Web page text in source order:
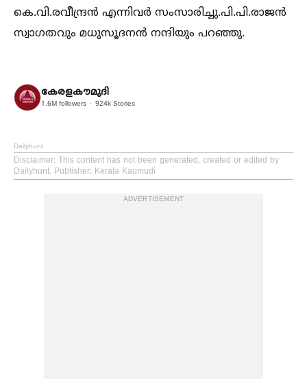
കെ.വി.രവീന്ദ്രൻ എന്നിവർ സംസാരിച്ചു.പി.പി.രാജൻ
സ്വാഗതവും മധുസൂദനൻ നന്ദിയും പറഞ്ഞു.
കേരളകൗമുദി
1.6M followers 924k Stories
Dailyhunt
Disclaimer: This content has not been generated, created or edited by
Dailyhunt. Publisher: Kerala Kaumudi
ADVERTISEMENT